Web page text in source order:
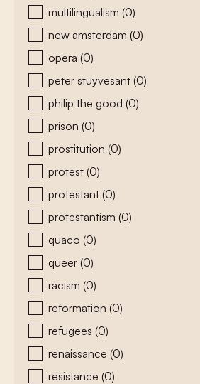
multilingualism (0)
new amsterdam (0)
opera (0)
peter stuyvesant (0)
philip the good (0)
prison (0)
prostitution (0)
protest (0)
protestant (0)
protestantism (0)
quaco (0)
queer (0)
racism (0)
reformation (0)
refugees (0)
renaissance (0)
resistance (0)